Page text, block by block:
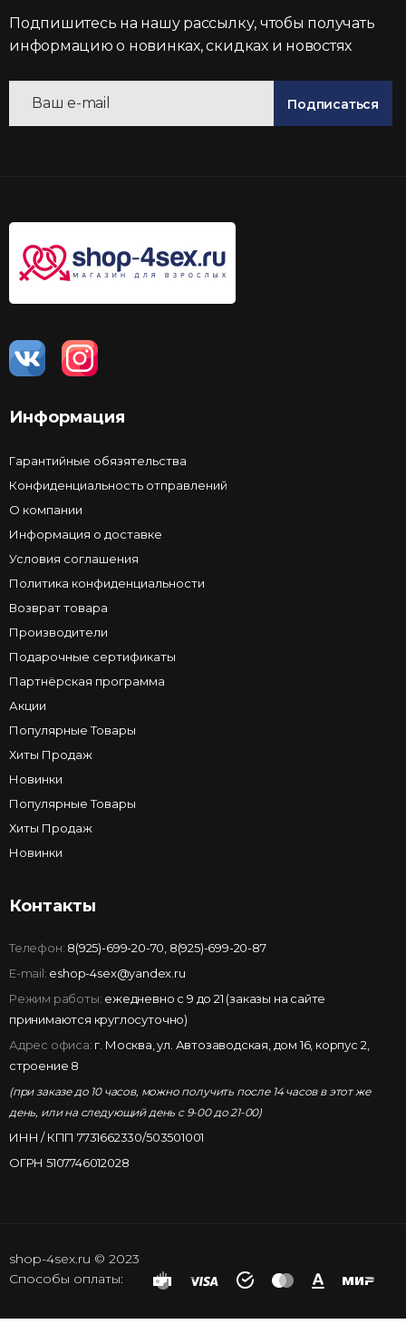
Подпишитесь на нашу рассылку, чтобы получать
информацию о новинках, скидках и новостях
Подписаться
Информация
Гарантийные обязятельства
Конфиденциальность отправлений
О компании
Информация о доставке
Условия соглашения
Политика конфиденциальности
Возврат товара
Производители
Подарочные сертификаты
Партнёрская программа
Акции
Популярные Товары
Хиты Продаж
Новинки
Популярные Товары
Хиты Продаж
Новинки
Контакты
Телефон: 8(925)-699-20-70 8(925)-699-20-87
E-mail: eshop-4sex@yandex.ru
Режим работы: ежедневно с 9 до 21 (заказы на сайте
принимаются круглосуточно)
Адрес офиса: г. Москва, ул. Автозаводская, дом 16, корпус 2,
строение 8
(при заказе до 10 часов, можно получить после 14 часов в этот же
день, или на следующий день с 9-00 до 21-00)
ИНН / КПП 7731662330/503501001
ОГРН 5107746012028
shop-4sex.ru © 2023
Способы оплаты: